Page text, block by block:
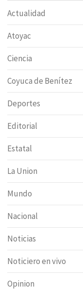
Actualidad
Atoyac
Ciencia
Coyuca de Benítez
Deportes
Editorial
Estatal
La Union
Mundo
Nacional
Noticias
Noticiero en vivo
Opinion